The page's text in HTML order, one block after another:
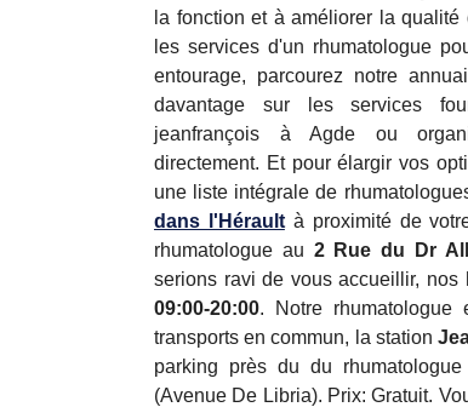
la fonction et à améliorer la
les services d'un rhumatologue
entourage, parcourez notre
davantage sur les services
jeanfrançois à Agde ou
directement. Et pour élargir vos
une liste intégrale de
dans l'Héraultà proximité de
rhumatologue au 2 Rue du Dr
serions ravi de vous accueillir, nos
09:00-20:00. Notre rhumatologue
transports en commun, la station
parking près du du
(Avenue De Libria). Prix: Gratuit.